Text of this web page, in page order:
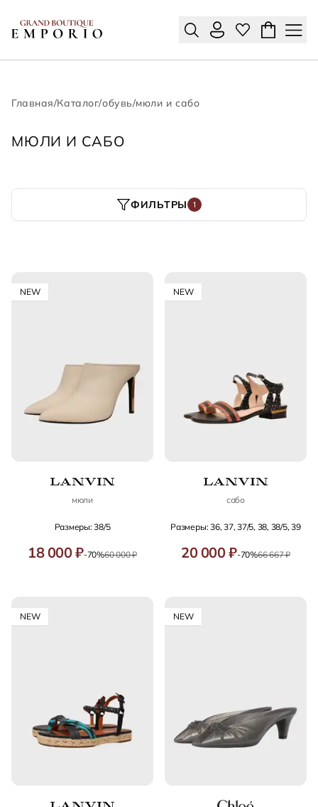
Главная/Каталог/обувь/мюли и сабо
МЮЛИ И САБО
ФИЛЬТРЫ 1
NEW
мюли
Размеры: 38/5
18 000 ₽-70%60 000 ₽
NEW
сабо
Размеры: 36, 37, 37/5, 38, 38/5, 39
20 000 ₽-70%66 667 ₽
NEW NEW